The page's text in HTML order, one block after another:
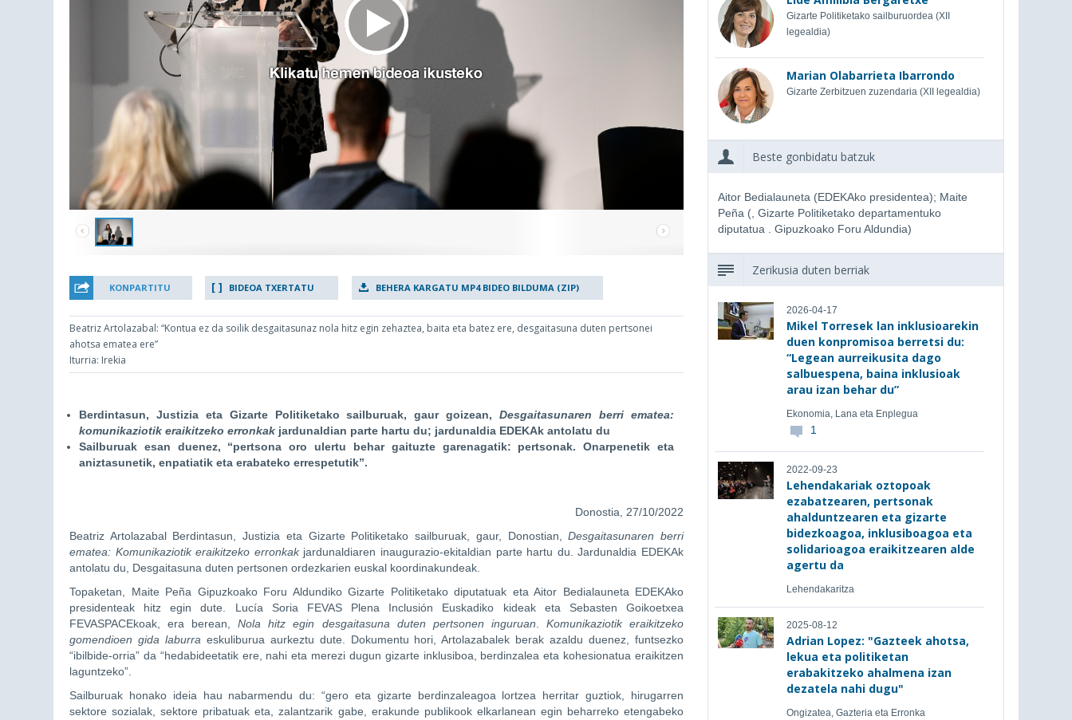
KONPARTITU BIDEOA TXERTATU BEHERA KARGATU MP4 BIDEO BILDUMA (ZIP)
Beatriz Artolazabal: “Kontua ez da soilik desgaitasunaz nola hitz egin zehaztea, baita eta batez ere, desgaitasuna duten pertsonei
ahotsa ematea ere”
Iturria: Irekia
Berdintasun, Justizia eta Gizarte Politiketako sailburuak, gaur goizean,Desgaitasunaren berri ematea:
komunikaziotik eraikitzeko erronkak jardunaldian parte hartu du; jardunaldia EDEKAk antolatu du
Sailburuak esan duenez, “pertsona oro ulertu behar gaituzte garenagatik: pertsonak. Onarpenetik eta
aniztasunetik, enpatiatik eta erabateko errespetutik”.
Donostia, 27/10/2022
Beatriz Artolazabal Berdintasun, Justizia eta Gizarte Politiketako sailburuak, gaur, Donostian,Desgaitasunaren berri
ematea: Komunikaziotik eraikitzeko erronkakjardunaldiaren inaugurazio-ekitaldian parte hartu du. Jardunaldia EDEKAk
antolatu du, Desgaitasuna duten pertsonen ordezkarien euskal koordinakundeak.
Topaketan, Maite Peña Gipuzkoako Foru Aldundiko Gizarte Politiketako diputatuak eta Aitor Bedialauneta EDEKAko
presidenteak hitz egin dute. Lucía Soria FEVAS Plena Inclusión Euskadiko kideak eta Sebasten Goikoetxea
FEVASPACEkoak, era berean,Nola hitz egin desgaitasuna duten pertsonen inguruan
Komunikaziotik eraikitzeko
gomendioen gida laburra eskuliburua aurkeztu dute. Dokumentu hori, Artolazabalek berak azaldu duenez, funtsezko
“ibilbide-orria” da “hedabideetatik ere, nahi eta merezi dugun gizarte inklusiboa, berdinzalea eta kohesionatua eraikitzen
laguntzeko”.
Sailburuak honako ideia hau nabarmendu du: “gero eta gizarte berdinzaleagoa lortzea herritar guztiok, hirugarren
sektore sozialak, sektore pribatuak eta, zalantzarik gabe, erakunde publikook elkarlanean egin beharreko etengabeko
Gizarte Politiketako sailburuordea (XII
legealdia)
Marian Olabarrieta Ibarrondo
Gizarte Zerbitzuen zuzendaria (XII legealdia)
Beste gonbidatu batzuk
Aitor Bedialauneta (EDEKAko presidentea); Maite
Peña (, Gizarte Politiketako departamentuko
diputatua . Gipuzkoako Foru Aldundia)
Zerikusia duten berriak
2026-04-17
Mikel Torresek lan inklusioarekin
duen konpromisoa berretsi du:
“Legean aurreikusita dago
salbuespena, baina inklusioak
arau izan behar du”
Ekonomia, Lana eta Enplegua
1
2022-09-23
Lehendakariak oztopoak
ezabatzearen, pertsonak
ahalduntzearen eta gizarte
bidezkoagoa, inklusiboagoa eta
solidarioagoa eraikitzearen alde
agertu da
Lehendakaritza
2025-08-12
Adrian Lopez: "Gazteek ahotsa,
lekua eta politiketan
erabakitzeko ahalmena izan
dezatela nahi dugu"
Ongizatea, Gazteria eta Erronka